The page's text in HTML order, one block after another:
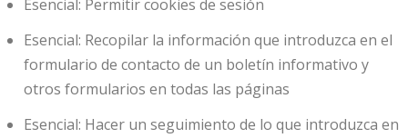
Esencial: Permitir cookies de sesión
Esencial: Recopilar la información que introduzca en el
formulario de contacto de un boletín informativo y
otros formularios en todas las páginas
Esencial: Hacer un seguimiento de lo que introduzca en